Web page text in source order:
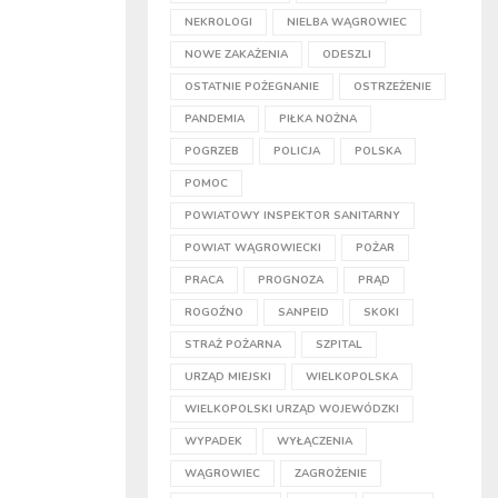
NEKROLOGI NIELBA WĄGROWIEC
NOWE ZAKAŻENIA ODESZLI
OSTATNIE POŻEGNANIE OSTRZEŻENIE
PANDEMIA PIŁKA NOŻNA
POGRZEB POLICJA POLSKA
POMOC
POWIATOWY INSPEKTOR SANITARNY
POWIAT WĄGROWIECKI POŻAR
PRACA PROGNOZA PRĄD
ROGOŹNO SANPEID SKOKI
STRAŻ POŻARNA SZPITAL
URZĄD MIEJSKI WIELKOPOLSKA
WIELKOPOLSKI URZĄD WOJEWÓDZKI
WYPADEK WYŁĄCZENIA
WĄGROWIEC ZAGROŻENIE